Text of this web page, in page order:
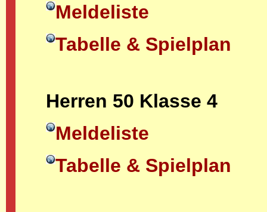
Meldeliste
Tabelle & Spielplan
Herren 50 Klasse 4
Meldeliste
Tabelle & Spielplan